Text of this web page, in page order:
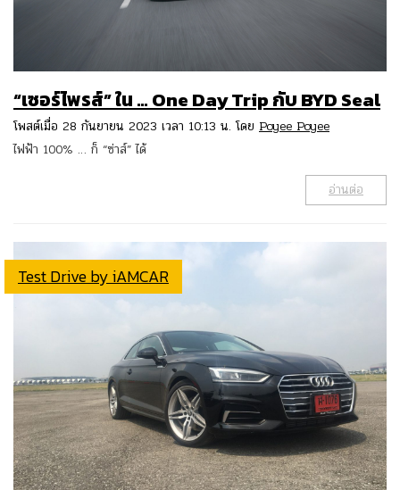
“เซอร์ไพรส์” ใน … One Day Trip กับ BYD Seal
โพสต์เมื่อ 28 กันยายน 2023 เวลา 10:13 น. โดย Poyee Poyee
ไฟฟ้า 100% … ก็ “ซ่าส์” ได้
อ่านต่อ
Test Drive by iAMCAR